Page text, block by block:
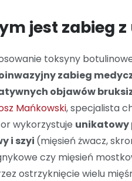
jest zabieg
toksyny
zabieg
objawów
Mańkowski, specjalista
wykorzystuje unikatowy
i szyi (mięsień żwacz,
czy mięsień
ostrzyknięcie wielu